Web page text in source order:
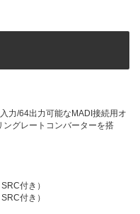
力/64出力可能なMADI接続用オ
グレートコンバーターを搭
付き）
付き）